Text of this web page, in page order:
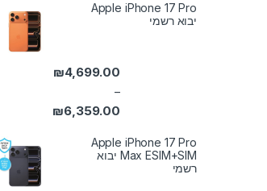
Apple iPhone 17 Pro
יבוא רשמי
₪4,699.00
–
₪6,359.00
Apple iPhone 17 Pro
Max ESIM+SIM יבוא
רשמי